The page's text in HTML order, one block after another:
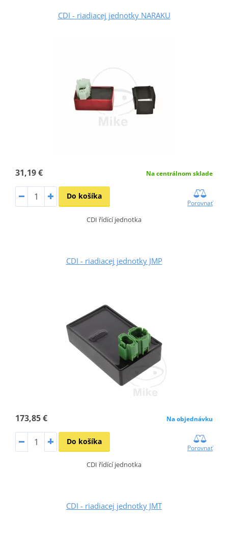
CDI - riadiacej jednotky NARAKU
31,19 € Na centrálnom sklade
Do košíka
Porovnať
CDI řídící jednotka
CDI - riadiacej jednotky JMP
173,85 € Na objednávku
Do košíka
Porovnať
CDI řídící jednotka
CDI - riadiacej jednotky JMT